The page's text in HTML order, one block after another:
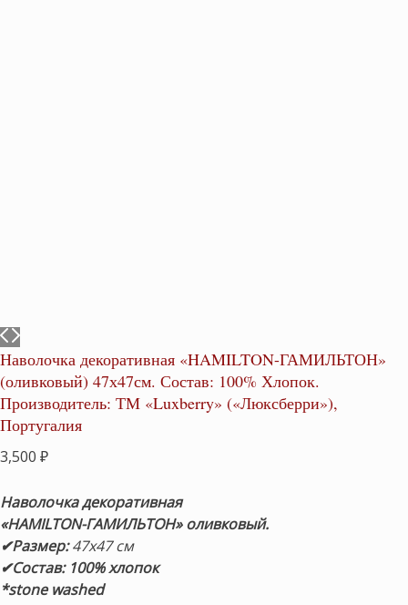
Наволочка декоративная «HAMILTON-ГАМИЛЬТОН»
(оливковый) 47х47см. Состав: 100% Хлопок.
Производитель: ТМ «Luxberry» («Люксберри»),
Португалия
3,500 ₽
Наволочка декоративная
«HAMILTON-ГАМИЛЬТОН» оливковый.
✔Размер:47х47 см
✔Состав: 100% хлопок
*stone washed